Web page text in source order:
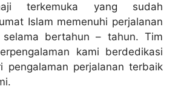
terkemuka yang sudah
Islam memenuhi perjalanan
bertahun – tahun. Tim
kami berdedikasi
pengalaman perjalanan terbaik